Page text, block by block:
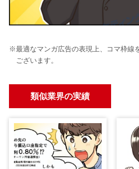
※最適なマンガ広告の表現上、コマ枠線
ございます。
類似業界の実績